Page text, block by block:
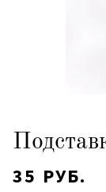
35 РУБ.